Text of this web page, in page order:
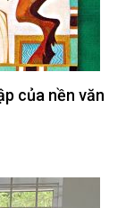
của nền văn